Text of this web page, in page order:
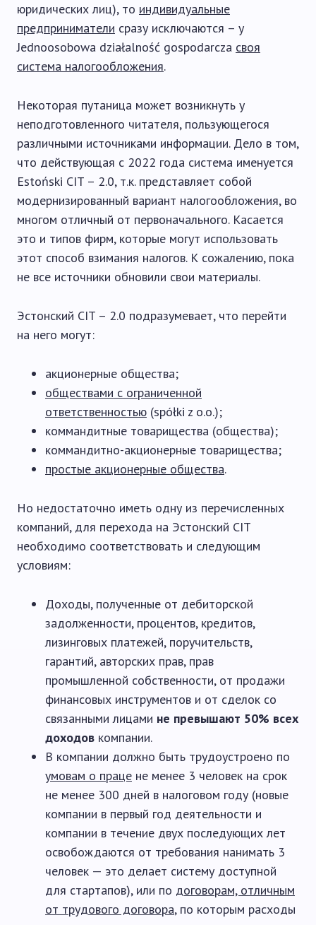
юридических лиц), то индивидуальные
предприниматели сразу исключаются – у
Jednoosobowa działalność gospodarcza своя
система налогообложения.
Некоторая путаница может возникнуть у
неподготовленного читателя, пользующегося
различными источниками информации. Дело в том,
что действующая с 2022 года система именуется
Estoński CIT – 2.0, т.к. представляет собой
модернизированный вариант налогообложения, во
многом отличный от первоначального. Касается
это и типов фирм, которые могут использовать
этот способ взимания налогов. К сожалению, пока
не все источники обновили свои материалы.
Эстонский CIT – 2.0 подразумевает, что перейти
на него могут:
акционерные общества;
обществами с ограниченной
ответственностью (spółki z o.o.);
коммандитные товарищества (общества);
коммандитно-акционерные товарищества;
простые акционерные общества.
Но недостаточно иметь одну из перечисленных
компаний, для перехода на Эстонский CIT
необходимо соответствовать и следующим
условиям:
Доходы, полученные от дебиторской
задолженности, процентов, кредитов,
лизинговых платежей, поручительств,
гарантий, авторских прав, прав
промышленной собственности, от продажи
финансовых инструментов и от сделок со
связанными лицами не превышают 50% всех
доходов компании.
В компании должно быть трудоустроено по
умовам о праце не менее 3 человек на срок
не менее 300 дней в налоговом году (новые
компании в первый год деятельности и
компании в течение двух последующих лет
освобождаются от требования нанимать 3
человек — это делает систему доступной
для стартапов), или по договорам, отличным
от трудового договора, по которым расходы